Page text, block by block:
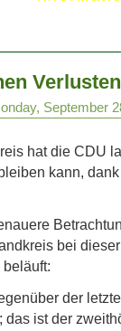
September
hat die CDU
kann,
bei
der
das ist der